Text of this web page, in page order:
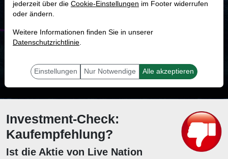
68.4 %
mit dieser Aktie erfolgreich sein.
Investment-Check:
Kaufempfehlung?
Ist die Aktie von Live Nation
jederzeit über die Cookie-Einstellungen im Footer widerrufen
oder ändern.
Weitere Informationen finden Sie in unserer
Datenschutzrichtlinie.
Einstellungen Nur Notwendige Alle akzeptieren